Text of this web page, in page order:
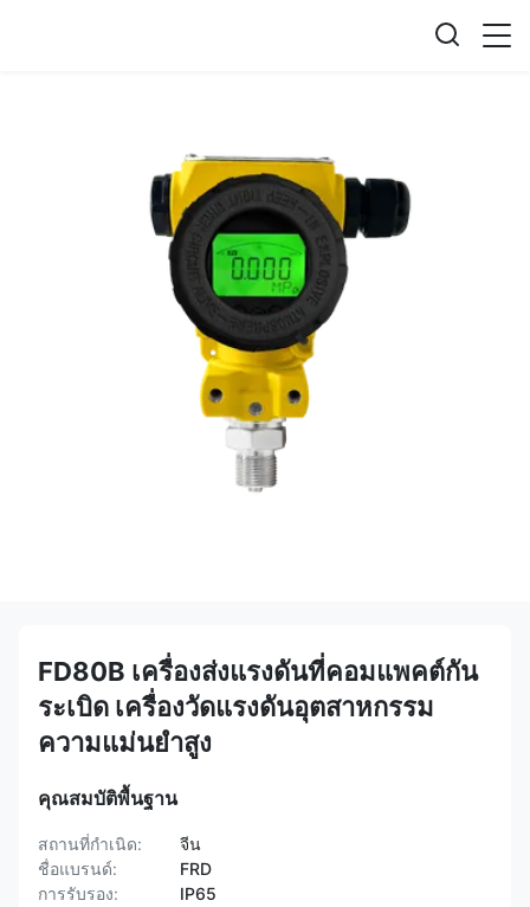
FD80B เครื่องส่งแรงดันที่คอมแพคต์กัน
ระเบิด เครื่องวัดแรงดันอุตสาหกรรม
ความแม่นยําสูง
คุณสมบัติพื้นฐาน
สถานที่กำเนิด:
จีน
ชื่อแบรนด์:
FRD
การรับรอง:
IP65